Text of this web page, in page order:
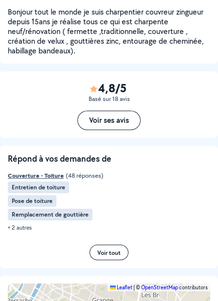
Bonjour tout le monde je suis charpentier couvreur zingueur
depuis 15ans je réalise tous ce qui est charpente
neuf/rénovation ( fermette ,traditionnelle, couverture ,
création de velux , gouttières zinc, entourage de cheminée,
habillage bandeaux).
4,8/5
Basé sur 18 avis
Voir ses avis
Répond à vos demandes de
Couverture - Toiture (48 réponses)
Entretien de toiture
Pose de toiture
Remplacement de gouttière
+ 2 autres
Voir tout
Leaflet|©OpenStreetMapcontributors